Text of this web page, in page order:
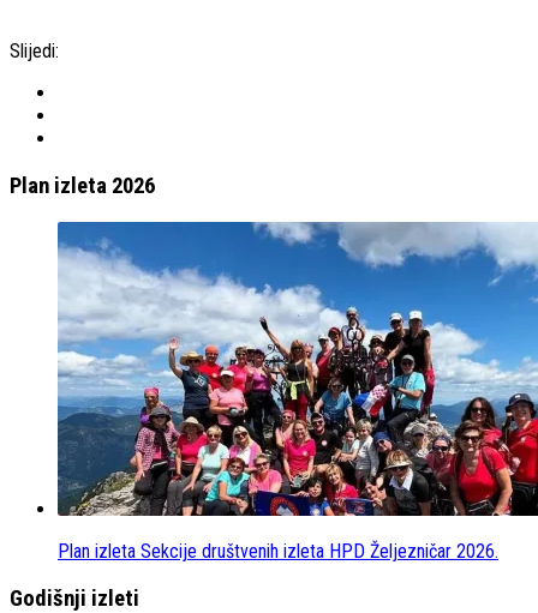
Slijedi:
Plan izleta 2026
Plan izleta Sekcije društvenih izleta HPD Željezničar 2026.
Godišnji izleti